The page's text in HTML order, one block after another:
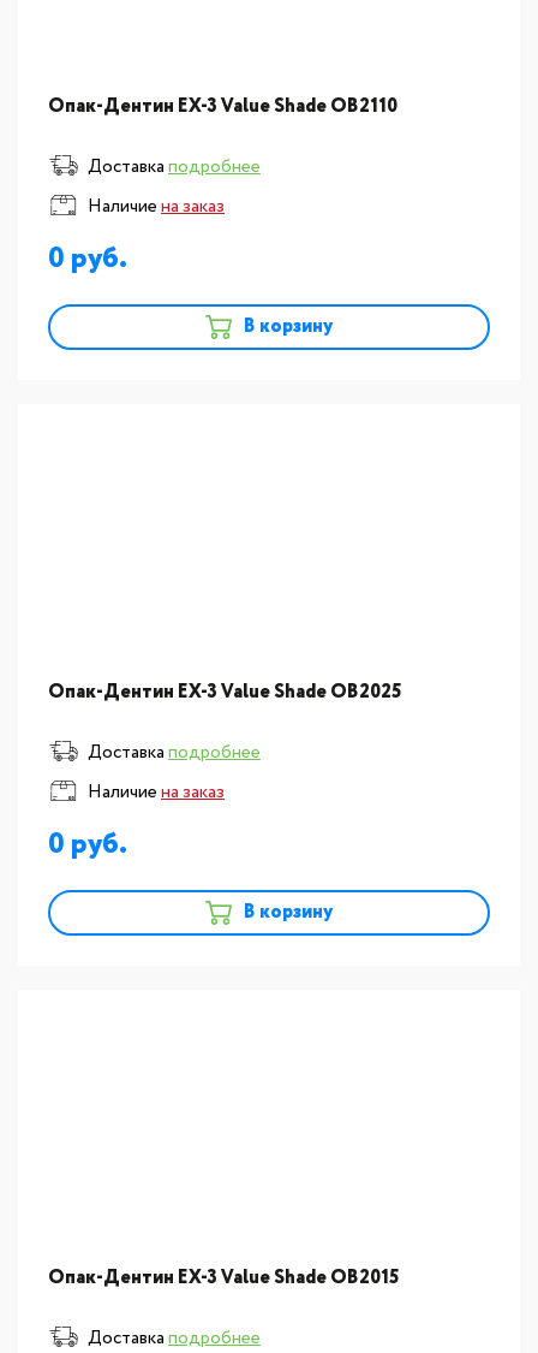
Опак-Дентин EX-3 Value Shade OB2110
Доставкаподробнее
Наличиена заказ
0
В корзину
Опак-Дентин EX-3 Value Shade OB2025
Доставкаподробнее
Наличиена заказ
0
В корзину
Опак-Дентин EX-3 Value Shade OB2015
Доставкаподробнее